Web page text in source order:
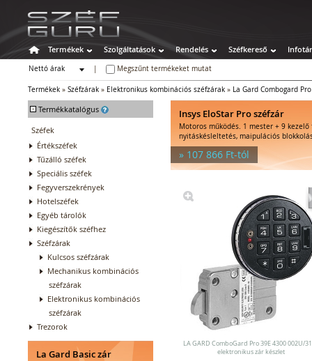
Termékek Szolgáltatások Rendelés Széfkereső Infotár
Nettó árak
Megszűnt termékeket mutat
Termékek » Széfzárak » Elektronikus kombinációs széfzárak » La Gard Combogard Pro
- Termékkatalógus
Széfek
Értékszéfek
Tűzálló széfek
Speciális széfek
Fegyverszekrények
Hotelszéfek
Egyéb tárolók
Kiegészítők széfhez
Széfzárak
Kulcsos széfzárak
Mechanikus kombinációs
széfzárak
Elektronikus kombinációs
széfzárak
Trezorok
La Gard Basic zár
Insys EloStar Pro széfzár
Motoros működés. 1 mester + 9 kezelő
nyitáskésleltetés, maipulációs
» 107 866 Ft-tól
LA GARD ComboGard Pro 39E 4300 002U/
elektronikus zár készlet